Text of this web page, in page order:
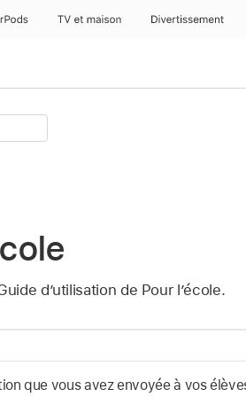
TV et maison Divertissement
d’utilisation de Pour l’école.
que vous avez envoyée à vos